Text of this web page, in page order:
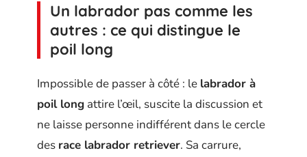
Un labrador pas comme les
autres : ce qui distingue le
poil long
Impossible de passer à côté : le labrador à
poil long attire l’œil, suscite la discussion et
ne laisse personne indifférent dans le cercle
des race labrador retriever. Sa carrure,